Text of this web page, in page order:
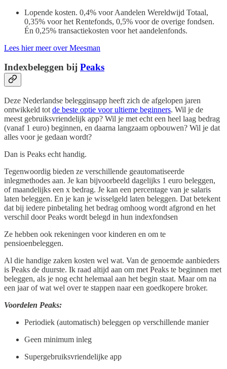
Lopende kosten. 0,4% voor Aandelen Wereldwijd Totaal,
0,35% voor het Rentefonds, 0,5% voor de overige fondsen.
Én 0,25% transactiekosten voor het aandelenfonds.
Lees hier meer over Meesman
Indexbeleggen bij Peaks
Deze Nederlandse belegginsapp heeft zich de afgelopen jaren
ontwikkeld tot de beste optie voor ultieme beginners. Wil je de
meest gebruiksvriendelijk app? Wil je met echt een heel laag bedrag
(vanaf 1 euro) beginnen, en daarna langzaam opbouwen? Wil je dat
alles voor je gedaan wordt?
Dan is Peaks echt handig.
Tegenwoordig bieden ze verschillende geautomatiseerde
inlegmethodes aan. Je kan bijvoorbeeld dagelijks 1 euro beleggen,
of maandelijks een x bedrag. Je kan een percentage van je salaris
laten beleggen. En je kan je wisselgeld laten beleggen. Dat betekent
dat bij iedere pinbetaling het bedrag omhoog wordt afgrond en het
verschil door Peaks wordt belegd in hun indexfondsen
Ze hebben ook rekeningen voor kinderen en om te
pensioenbeleggen.
Al die handige zaken kosten wel wat. Van de genoemde aanbieders
is Peaks de duurste. Ik raad altijd aan om met Peaks te beginnen met
beleggen, als je nog echt helemaal aan het begin staat. Maar om na
een jaar of wat wel over te stappen naar een goedkopere broker.
Voordelen Peaks:
Periodiek (automatisch) beleggen op verschillende manier
Geen minimum inleg
Supergebruiksvriendelijke app